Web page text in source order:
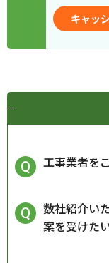
キャッ
工事業者を
数社紹介い
案を受けた